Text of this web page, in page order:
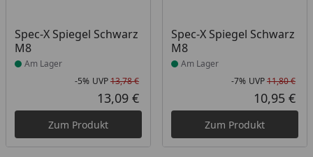
Spec-X Spiegel Schwarz
M8
Produkt am Lager
Am Lager
Rabatt in Prozent
-5%
Ursprünglicher Preis
UVP13,78 €
Aktueller Preis
13,09 €
Zum Produkt
Spec-X Spiegel Schwarz
M8
Produkt am Lager
Am Lager
-7% UVP11,80 €
10,95 €
Zum Produkt